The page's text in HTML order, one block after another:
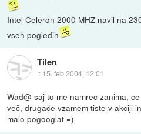
Intel Celeron 2000 MHZ navil na
vseh pogledih
Tilen
:: 15. feb 2004, 12:01
Wad@ saj to me namrec zanima,
več, drugače vzamem tiste v akciji
malo pogooglat =)